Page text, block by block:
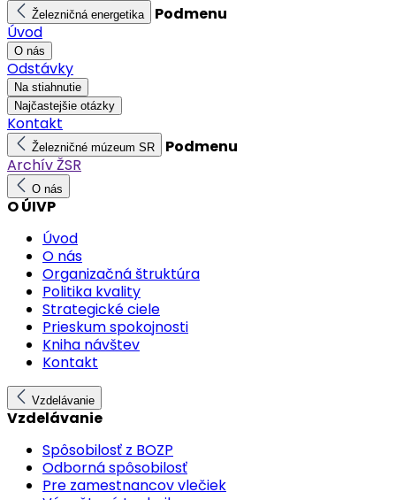
Železničná energetika
Podmenu
Úvod
O nás
Odstávky
Na stiahnutie
Najčastejšie otázky
Kontakt
Železničné múzeum SR
Podmenu
Archív ŽSR
O nás
O ÚIVP
Úvod
O nás
Organizačná štruktúra
Politika kvality
Strategické ciele
Prieskum spokojnosti
Kniha návštev
Kontakt
Vzdelávanie
Vzdelávanie
Spôsobilosť z BOZP
Odborná spôsobilosť
Pre zamestnancov vlečiek